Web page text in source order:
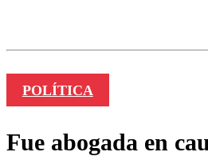
POLÍTICA
Fue abogada en